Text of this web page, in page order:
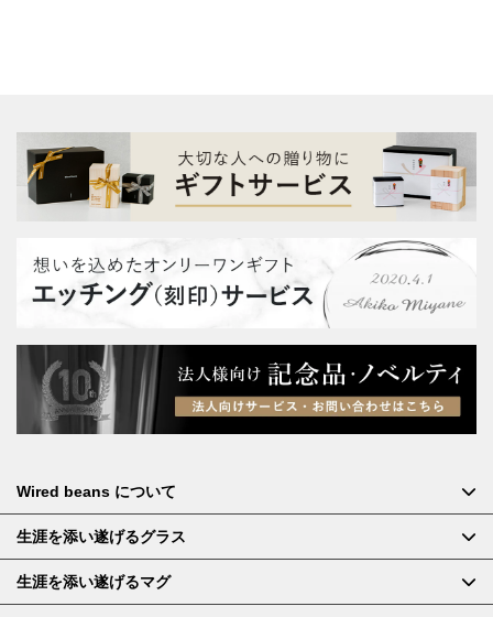
Wired beans について
生涯を添い遂げるグラス
生涯を添い遂げるマグ